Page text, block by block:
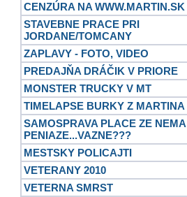
CENZÚRA NA WWW.MARTIN.SK
STAVEBNE PRACE PRI
JORDANE/TOMCANY
ZAPLAVY - FOTO, VIDEO
PREDAJŇA DRÁČIK V PRIORE
MONSTER TRUCKY V MT
TIMELAPSE BURKY Z MARTINA
SAMOSPRAVA PLACE ZE NEMA
PENIAZE...VAZNE???
MESTSKY POLICAJTI
VETERANY 2010
VETERNA SMRST